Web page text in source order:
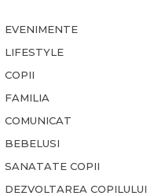
EVENIMENTE
LIFESTYLE
COPII
FAMILIA
COMUNICAT
BEBELUSI
SANATATE COPII
DEZVOLTAREA COPILULUI